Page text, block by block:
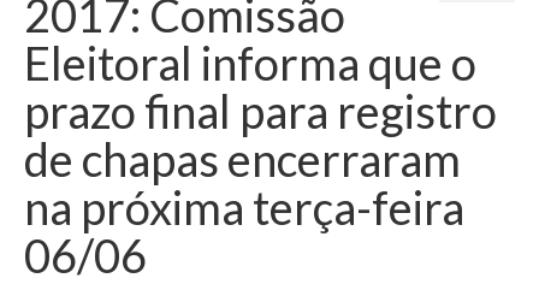
Diretoria Sindsppen
Histórico do Sindsppen
Histórico do Sistema Penitenciário do Estado
de Mato Grosso
Formulário de Requerimento Padrão Sindsppen
Estatuto do Sindsppen
2017: Comissão
Eleitoral informa que o
prazo final para registro
de chapas encerraram
na próxima terça-feira
06/06